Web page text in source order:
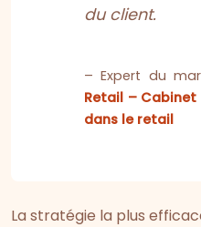
du client.
– Expert du
Retail –
dans le retail
La stratégie la plus